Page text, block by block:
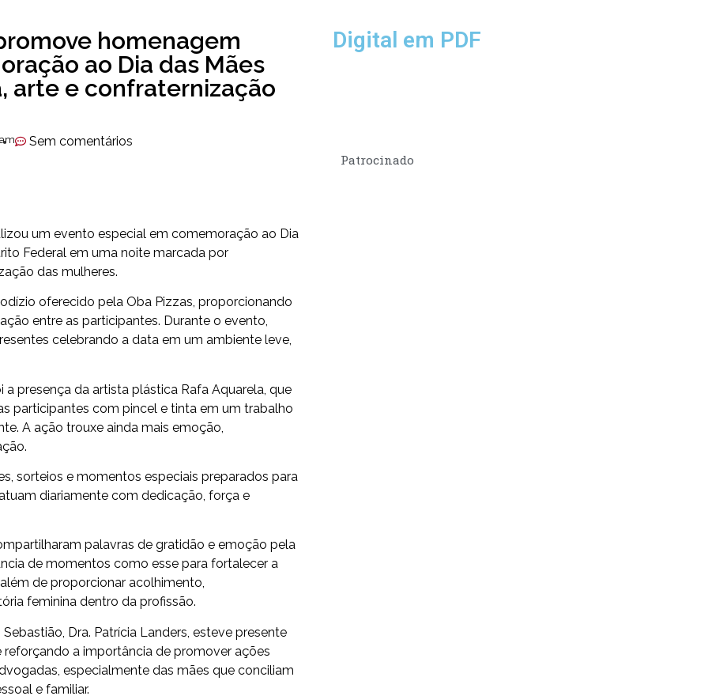
homenagem
ao Dia das Mães
arte e confraternização
Sem comentários
um evento especial em comemoração ao Dia
Federal em uma noite marcada por
das mulheres.
oferecido pela Oba Pizzas, proporcionando
entre as participantes. Durante o evento,
celebrando a data em um ambiente leve,
presença da artista plástica Rafa Aquarela, que
participantes com pincel e tinta em um trabalho
A ação trouxe ainda mais emoção,
sorteios e momentos especiais preparados para
diariamente com dedicação, força e
palavras de gratidão e emoção pela
de momentos como esse para fortalecer a
de proporcionar acolhimento,
feminina dentro da profissão.
Dra. Patrícia Landers, esteve presente
a importância de promover ações
especialmente das mães que conciliam
e familiar.
Digital em PDF
Patrocinado